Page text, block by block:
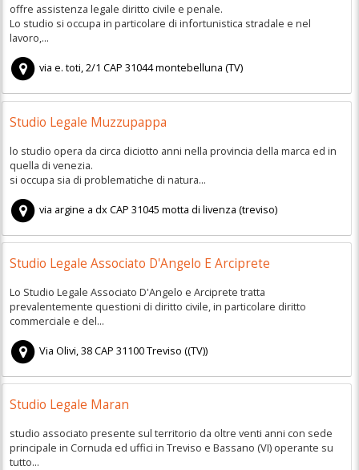
offre assistenza legale diritto civile e penale.
Lo studio si occupa in particolare di infortunistica stradale e nel
lavoro,...
via e. toti, 2/1 CAP31044montebelluna (TV)
Studio Legale Muzzupappa
lo studio opera da circa diciotto anni nella provincia della marca ed in
quella di venezia.
si occupa sia di problematiche di natura...
via argine a dxCAP31045 motta di livenza (treviso)
Studio Legale Associato D'Angelo E Arciprete
Lo Studio Legale Associato D'Angelo e Arciprete tratta
prevalentemente questioni di diritto civile, in particolare diritto
commerciale e del...
Via Olivi, 38CAP31100Treviso ((TV))
Studio Legale Maran
studio associato presente sul territorio da oltre venti anni con sede
principale in Cornuda ed uffici in Treviso e Bassano (VI) operante su
tutto...